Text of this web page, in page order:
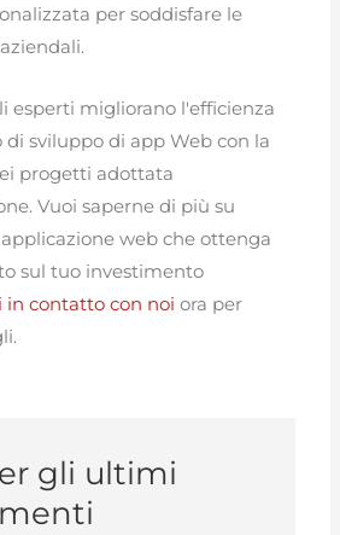
per soddisfare le
esperti migliorano l'efficienza
sviluppo di app Web con la
progetti adottata
Vuoi saperne di più su
web che ottenga
sul tuo investimento
in contatto con noi ora per
gli ultimi